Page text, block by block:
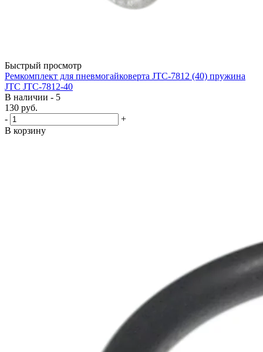
Быстрый просмотр
Ремкомплект для пневмогайковерта JTC-7812 (40) пружина
JTC JTC-7812-40
В наличии - 5
130 руб.
-
+
В корзину